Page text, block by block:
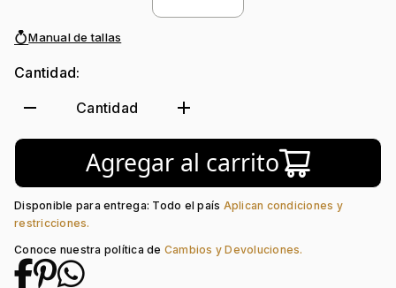
Manual de tallas
Cantidad:
remove Cantidad add
Agregar al carrito
Disponible para entrega: Todo el país Aplican condiciones y
restricciones.
Conoce nuestra política de Cambios y Devoluciones.